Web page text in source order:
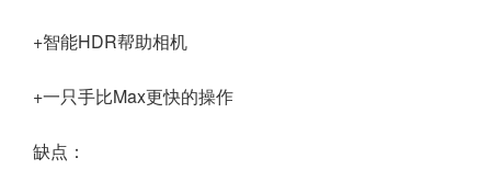
+智能HDR帮助相机
+一只手比Max更快的操作
缺点：